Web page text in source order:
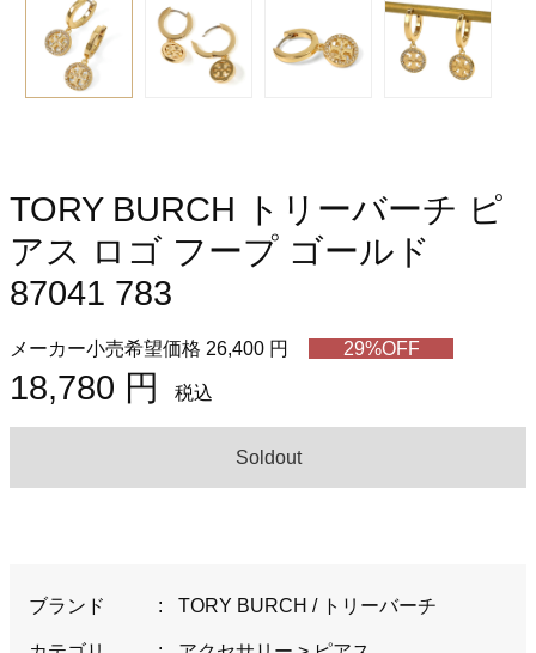
TORY BURCH トリーバーチ ピ
アス ロゴ フープ ゴールド
87041 783
メーカー小売希望価格 26,400 円 29%OFF
18,780 円 税込
Soldout
ブランド : TORY BURCH / トリーバーチ